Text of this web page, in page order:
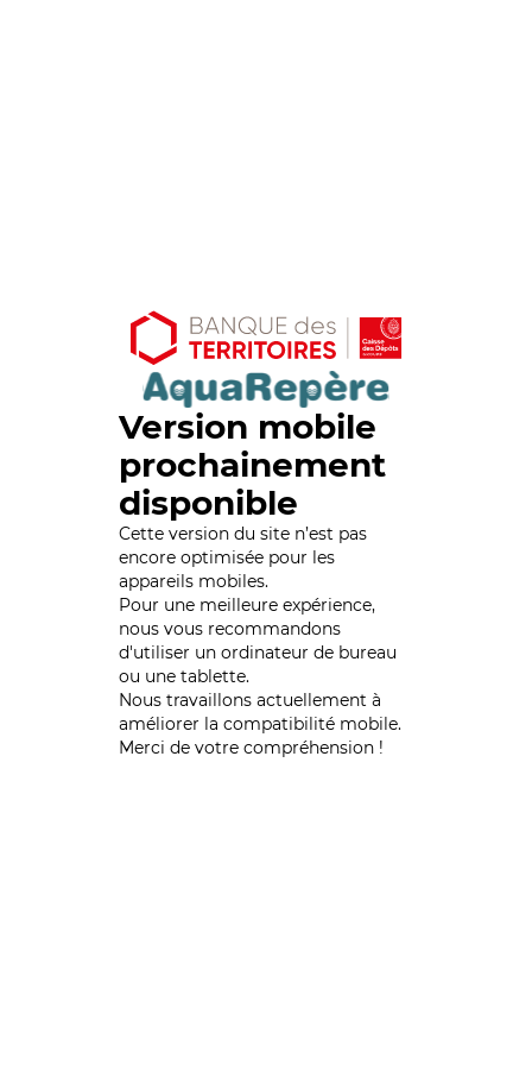
Version mobile
prochainement
disponible
Cette version du site n’est pas
encore optimisée pour les
appareils mobiles.
Pour une meilleure expérience,
nous vous recommandons
d'utiliser un ordinateur de bureau
ou une tablette.
Nous travaillons actuellement à
améliorer la compatibilité mobile.
Merci de votre compréhension !